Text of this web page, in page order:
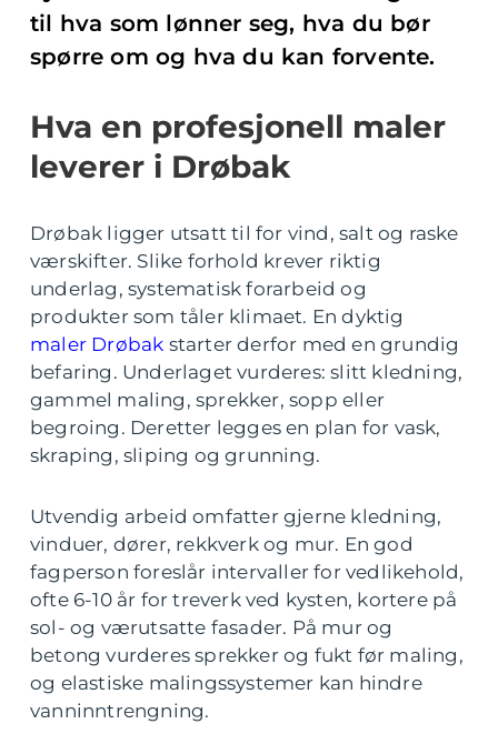
til hva som lønner seg, hva du bør
spørre om og hva du kan forvente.
Hva en profesjonell maler
leverer i Drøbak
Drøbak ligger utsatt til for vind, salt og raske
værskifter. Slike forhold krever riktig
underlag, systematisk forarbeid og
produkter som tåler klimaet. En dyktig
maler Drøbak starter derfor med en grundig
befaring. Underlaget vurderes: slitt kledning,
gammel maling, sprekker, sopp eller
begroing. Deretter legges en plan for vask,
skraping, sliping og grunning.
Utvendig arbeid omfatter gjerne kledning,
vinduer, dører, rekkverk og mur. En god
fagperson foreslår intervaller for vedlikehold,
ofte 6-10 år for treverk ved kysten, kortere på
sol- og værutsatte fasader. På mur og
betong vurderes sprekker og fukt før maling,
og elastiske malingssystemer kan hindre
vanninntrengning.